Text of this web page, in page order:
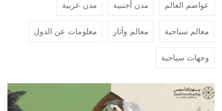
عواصم العالم مدن أجنبية مدن عربية
معالم سياحية معالم وآثار معلومات عن الدول
وجهات سياحية